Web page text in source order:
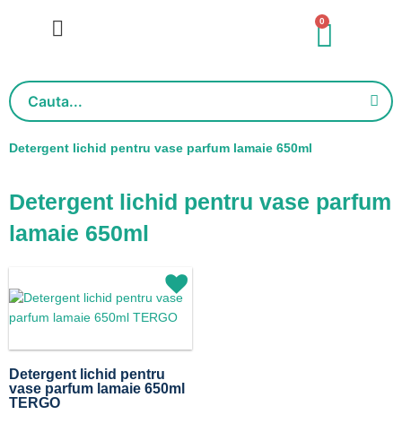
0
Cart
Detergent lichid pentru vase parfum lamaie 650ml
Detergent lichid pentru vase parfum
lamaie 650ml
Detergent lichid pentru
vase parfum lamaie 650ml
TERGO